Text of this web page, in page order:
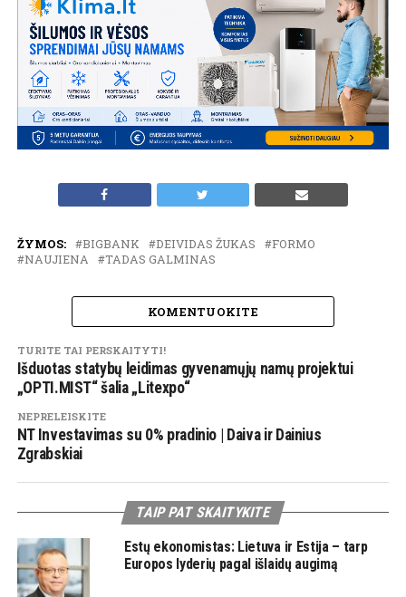
ŽYMOS: BIGBANK DEIVIDAS ŽUKAS
FORMO
NAUJIENA
TADAS GALMINAS
KOMENTUOKITE
TURITE TAI PERSKAITYTI!
Išduotas statybų leidimas gyvenamųjų namų projektui
„OPTI.MIST“ šalia „Litexpo“
NEPRELEISKITE
NT Investavimas su 0% pradinio | Daiva ir Dainius
Zgrabskiai
TAIP PAT SKAITYKITE
Estų ekonomistas: Lietuva ir Estija – tarp
Europos lyderių pagal išlaidų augimą